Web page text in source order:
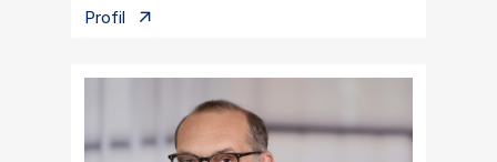
Profil